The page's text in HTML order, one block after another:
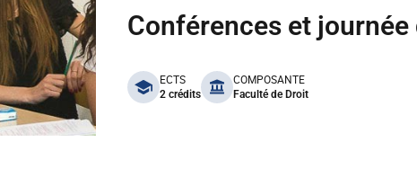
Conférences et journée
benefits
ECTS
2 crédits
COMPOSANTE
Faculté de Droit